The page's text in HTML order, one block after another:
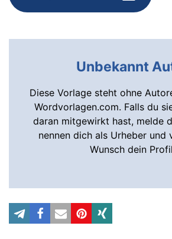
Unbekannt
Diese Vorlage steht ohne
Wordvorlagen.com. Falls du
daran mitgewirkt hast, melde
nennen dich als Urheber und
Wunsch dein